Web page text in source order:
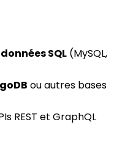
SQL (MySQL,
ou autres bases
REST et GraphQL